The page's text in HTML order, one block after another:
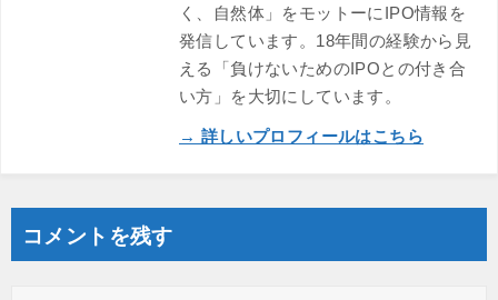
く、自然体」をモットーにIPO情報を
発信しています。18年間の経験から見
える「負けないためのIPOとの付き合
い方」を大切にしています。
→ 詳しいプロフィールはこちら
コメントを残す